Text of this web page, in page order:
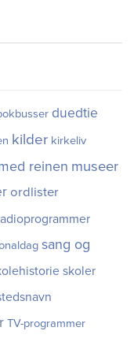
duedtie
kilder kirkeliv
reinen museer
ordlister
sang og
skoler
TV-programmer